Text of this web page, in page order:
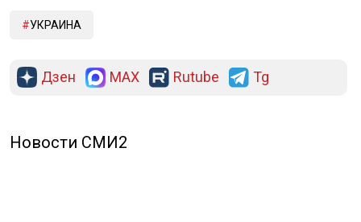
УКРАИНА
Дзен MAX Rutube Tg
Новости СМИ2